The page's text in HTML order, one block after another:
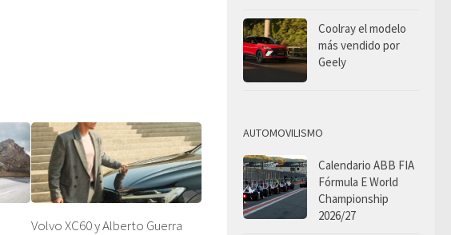
Volvo XC60 y Alberto Guerra
Coolray el modelo
más vendido por
Geely
AUTOMOVILISMO
Calendario ABB FIA
Fórmula E World
Championship
2026/27